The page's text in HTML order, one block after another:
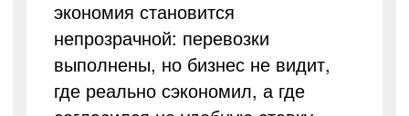
экономия становится
непрозрачной: перевозки
выполнены, но бизнес не видит,
где реально сэкономил, а где